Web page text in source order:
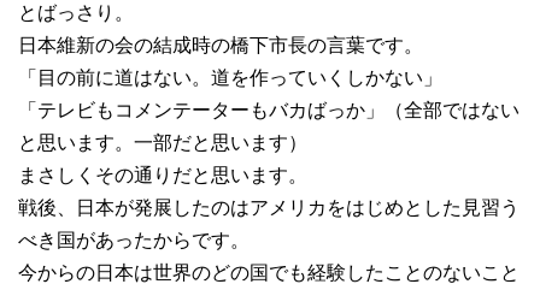
とばっさり。
日本維新の会の結成時の橋下市長の言葉です。
「目の前に道はない。道を作っていくしかない」
「テレビもコメンテーターもバカばっか」（全部ではない
と思います。一部だと思います）
まさしくその通りだと思います。
戦後、日本が発展したのはアメリカをはじめとした見習う
べき国があったからです。
今からの日本は世界のどの国でも経験したことのないこと